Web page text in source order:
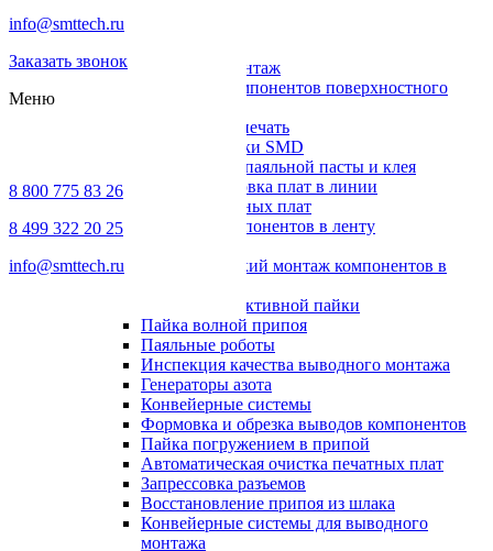
info@smttech.ru
Заказать звонок
Меню
8 800 775 83 26
8 499 322 20 25
info@smttech.ru
Поверхностный монтаж
Установка компонентов поверхностного
Трафаретная печать
Печи для пайки SMD
Дозирование паяльной пасты и клея
Транспортировка плат в линии
Ремонт печатных плат
Упаковка компонентов в ленту
Автоматический монтаж компонентов в
Системы селективной пайки
Пайка волной припоя
Паяльные роботы
Инспекция качества выводного монтажа
Генераторы азота
Конвейерные системы
Формовка и обрезка выводов компонентов
Пайка погружением в припой
Автоматическая очистка печатных плат
Запрессовка разъемов
Восстановление припоя из шлака
Конвейерные системы для выводного
монтажа